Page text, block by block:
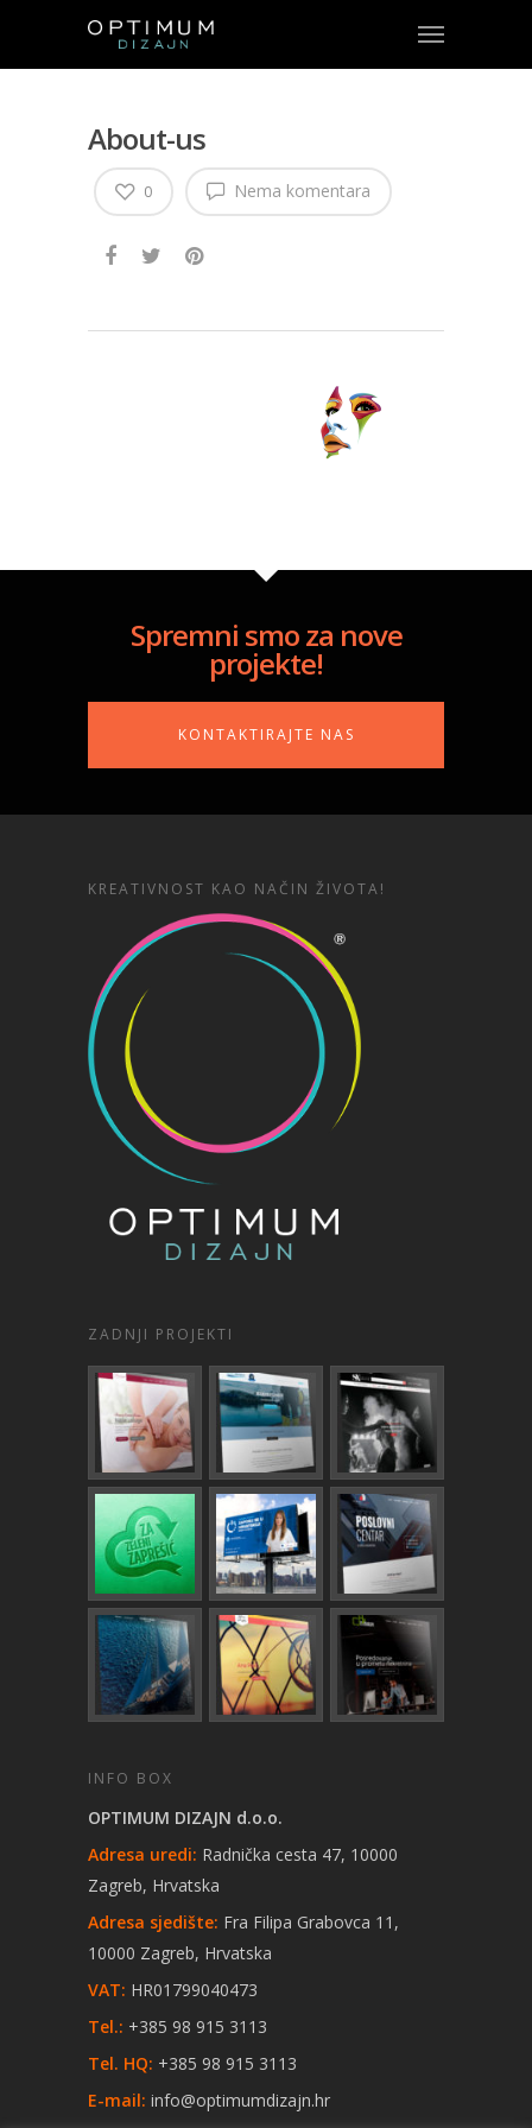
About-us
Nema komentara
0
Spremni smo za nove
projekte!
KONTAKTIRAJTE NAS
KREATIVNOST KAO NAČIN ŽIVOTA!
ZADNJI PROJEKTI
INFO BOX
OPTIMUM DIZAJN d.o.o.
Adresa uredi: Radnička cesta 47, 10000
Zagreb, Hrvatska
Adresa sjedište: Fra Filipa Grabovca 11,
10000 Zagreb, Hrvatska
VAT: HR01799040473
Tel.: +385 98 915 3113
Tel. HQ: +385 98 915 3113
E-mail: info@optimumdizajn.hr